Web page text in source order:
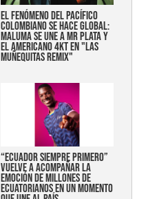
EL FENÓMENO DEL PACÍFICO
COLOMBIANO SE HACE GLOBAL:
MALUMA SE UNE A MR PLATA Y
EL AMERICANO 4KT EN "LAS
MUÑEQUITAS REMIX"
“Ecuador siempre primero”
vuelve a acompañar la
emoción de millones de
ecuatorianos en un momento